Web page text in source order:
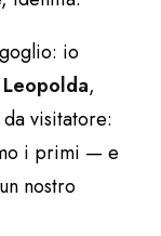
io
Leopolda,
visitatore:
i primi — e
nostro